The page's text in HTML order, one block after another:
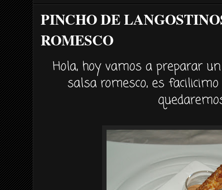
PINCHO DE
ROMESCO
Hola, hoy vamos a preparar
salsa romesco, es